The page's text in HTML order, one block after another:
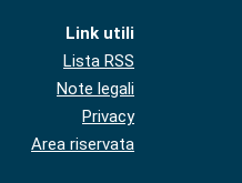
Link utili
Lista RSS
Note legali
Privacy
Area riservata